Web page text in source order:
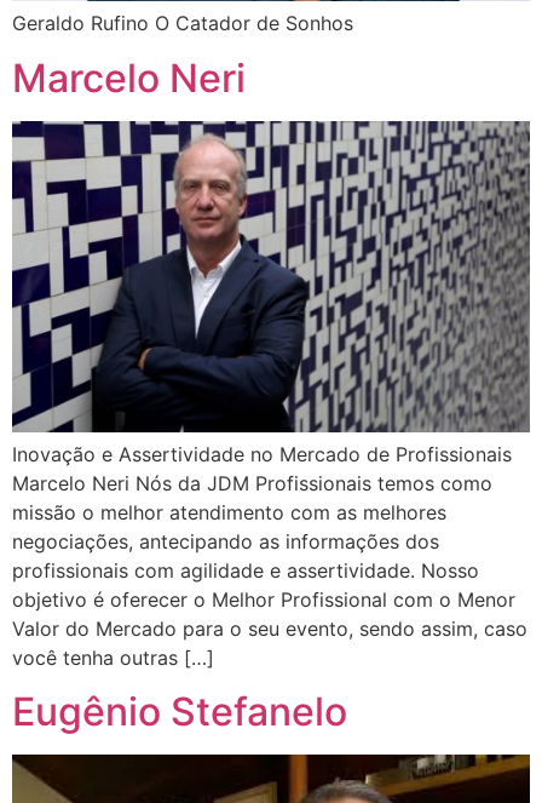
Geraldo Rufino O Catador de Sonhos
Marcelo Neri
Inovação e Assertividade no Mercado de Profissionais
Marcelo Neri Nós da JDM Profissionais temos como
missão o melhor atendimento com as melhores
negociações, antecipando as informações dos
profissionais com agilidade e assertividade. Nosso
objetivo é oferecer o Melhor Profissional com o Menor
Valor do Mercado para o seu evento, sendo assim, caso
você tenha outras […]
Eugênio Stefanelo